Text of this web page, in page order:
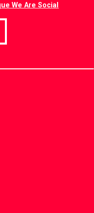
We Are Social